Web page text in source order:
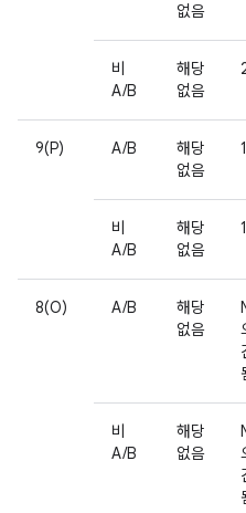
없음
비
A/B
해당
없음
9(P) A/B
해당
없음
1
비
A/B
해당
없음
1
8(O) A/B
해당
없음
비
A/B
해당
없음